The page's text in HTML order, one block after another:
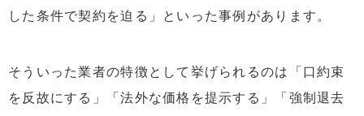
した条件で契約を迫る」といった事例があります。
そういった業者の特徴として挙げられるのは「口約束
を反故にする」「法外な価格を提示する」「強制退去